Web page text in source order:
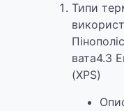
Типи
вата4.3
(XPS)